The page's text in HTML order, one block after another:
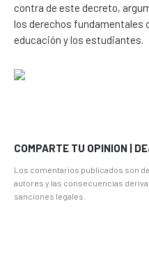
contra de este decreto,
los derechos fundamentales
educación y los estudiantes.
COMPARTE TU OPINION |
Los comentarios publicados son
autores y las consecuencias
sanciones legales.